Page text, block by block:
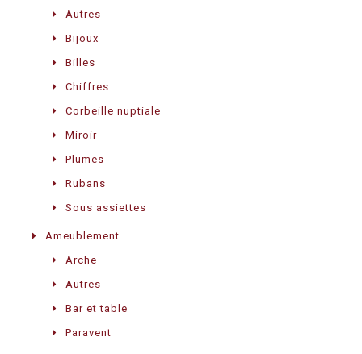
Autres
Bijoux
Billes
Chiffres
Corbeille nuptiale
Miroir
Plumes
Rubans
Sous assiettes
Ameublement
Arche
Autres
Bar et table
Paravent